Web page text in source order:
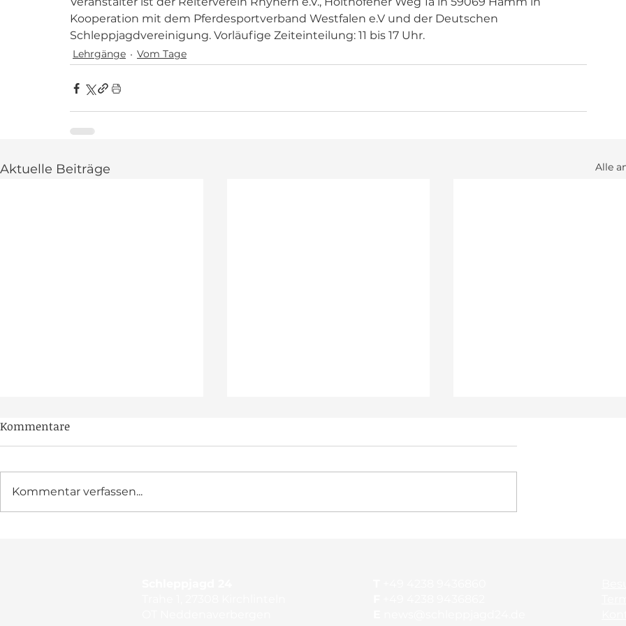
Kooperation mit dem Pferdesportverband Westfalen e.V und der Deutschen
Schleppjagdvereinigung. Vorläufige Zeiteinteilung: 11 bis 17 Uhr.
Lehrgänge Vom Tage
Aktuelle Beiträge Alle
Kommentare
Kommentar verfassen...